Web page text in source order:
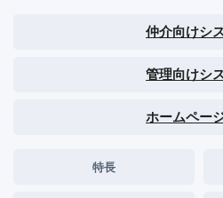
仲介向けシ
管理向けシ
ホームペー
特長